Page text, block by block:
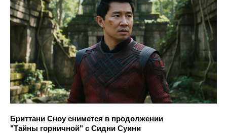
Бриттани Сноу снимется в продолжении
"Тайны горничной" с Сидни Суини